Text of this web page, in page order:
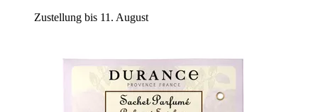
Zustellung bis 11. August